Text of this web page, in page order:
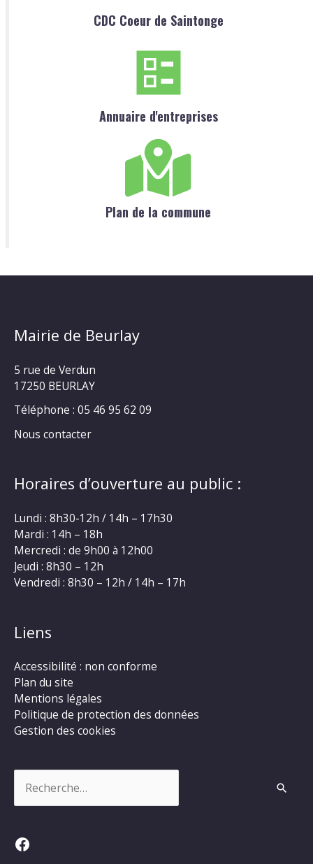
CDC Coeur de Saintonge
Annuaire d'entreprises
Plan de la commune
Mairie de Beurlay
5 rue de Verdun
17250 BEURLAY
Téléphone : 05 46 95 62 09
Nous contacter
Horaires d’ouverture au public :
Lundi : 8h30-12h / 14h – 17h30
Mardi : 14h – 18h
Mercredi : de 9h00 à 12h00
Jeudi : 8h30 – 12h
Vendredi : 8h30 – 12h / 14h – 17h
Liens
Accessibilité : non conforme
Plan du site
Mentions légales
Politique de protection des données
Gestion des cookies
Facebook